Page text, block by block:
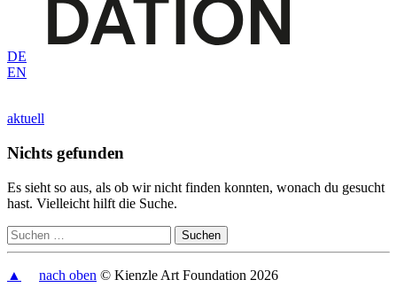
DE
EN
aktuell
Nichts gefunden
Es sieht so aus, als ob wir nicht finden konnten, wonach du gesucht
hast. Vielleicht hilft die Suche.
▲ nach oben © Kienzle Art Foundation 2026